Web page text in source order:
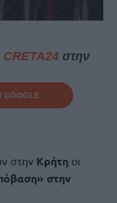
CRETA24στην
GOOGLE
στην Κρήτη οι
στην